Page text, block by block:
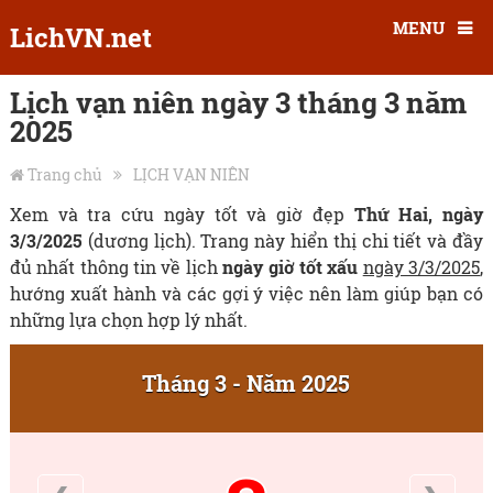
LichVN.net MENU
Lịch vạn niên ngày 3 tháng 3 năm
2025
Trang chủ LỊCH VẠN NIÊN
Xem và tra cứu ngày tốt và giờ đẹp Thứ Hai, ngày
3/3/2025 (dương lịch). Trang này hiển thị chi tiết và đầy
đủ nhất thông tin về lịchngày giờ tốt xấu ngày 3/3/2025,
hướng xuất hành và các gợi ý việc nên làm giúp bạn có
những lựa chọn hợp lý nhất.
Tháng 3 - Năm 2025